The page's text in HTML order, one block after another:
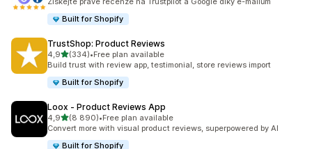
Built for Shopify
TrustShop: Product Reviews
4,9z 5 hvězd
(334)
Celkový počet recenzí: 334
•Free plan available
Build trust with review app, testimonial, store reviews import
Built for Shopify
Loox ‑ Product Reviews App
4,9z 5 hvězd
(8 890)
Celkový počet recenzí: 8890
•Free plan available
Convert more with visual product reviews, superpowered by AI
Built for Shopify